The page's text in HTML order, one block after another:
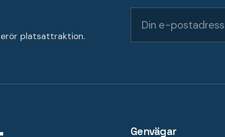
platsattraktion.
Genvägar